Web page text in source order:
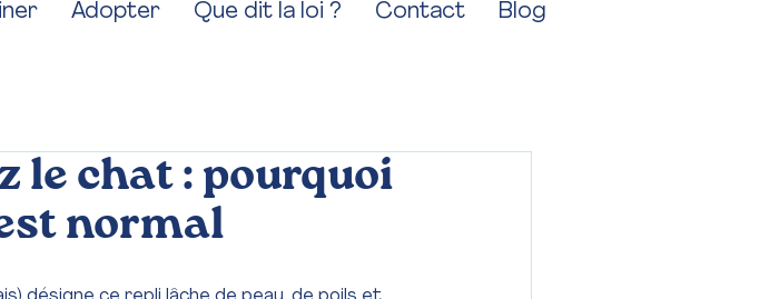
Adopter Que dit la loi ? Contact Blog
le chat : pourquoi
normal